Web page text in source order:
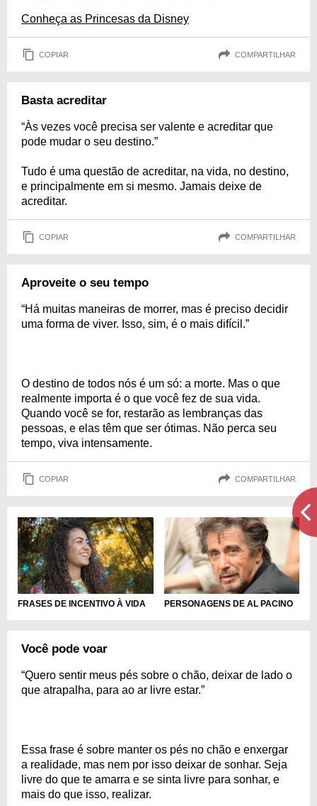
Conheça as Princesas da Disney
COPIAR COMPARTILHAR
Basta acreditar
“Às vezes você precisa ser valente e acreditar que
pode mudar o seu destino.”
Tudo é uma questão de acreditar, na vida, no destino,
e principalmente em si mesmo. Jamais deixe de
acreditar.
COPIAR COMPARTILHAR
Aproveite o seu tempo
“Há muitas maneiras de morrer, mas é preciso decidir
uma forma de viver. Isso, sim, é o mais difícil.”
O destino de todos nós é um só: a morte. Mas o que
realmente importa é o que você fez de sua vida.
Quando você se for, restarão as lembranças das
pessoas, e elas têm que ser ótimas. Não perca seu
tempo, viva intensamente.
COPIAR COMPARTILHAR
FRASES DE INCENTIVO À VIDA PERSONAGENS DE AL PACINO
Você pode voar
“Quero sentir meus pés sobre o chão, deixar de lado o
que atrapalha, para ao ar livre estar.”
Essa frase é sobre manter os pés no chão e enxergar
a realidade, mas nem por isso deixar de sonhar. Seja
livre do que te amarra e se sinta livre para sonhar, e
mais do que isso, realizar.